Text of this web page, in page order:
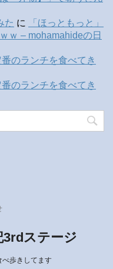
た に
「ほっともっと」
ｗ – mohamahideの日
のランチを食べてき
のランチを食べてき
ステージ
べ歩きしてます